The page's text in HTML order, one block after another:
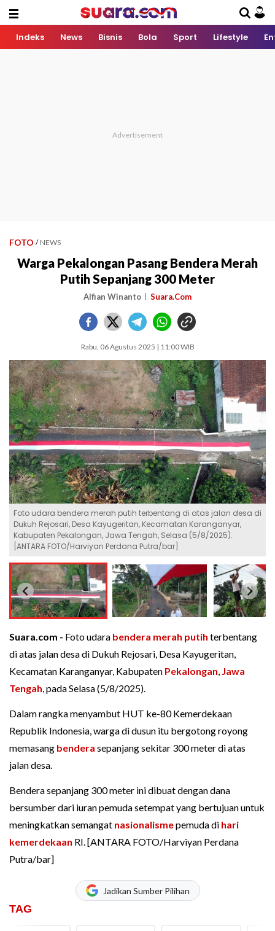
Indeks News Bisnis Bola Sport Lifestyle
FOTO / NEWS
Warga Pekalongan Pasang Bendera Merah
Putih Sepanjang 300 Meter
Alfian Winanto Suara.Com
Rabu, 06 Agustus 2025 | 11:00 WIB
Foto udara bendera merah putih terbentang di atas jalan desa di
Dukuh Rejosari, Desa Kayugeritan, Kecamatan Karanganyar,
Kabupaten Pekalongan, Jawa Tengah, Selasa (5/8/2025).
[ANTARA FOTO/Harviyan Perdana Putra/bar]
Suara.com - Foto udara bendera merah putih terbentang
di atas jalan desa di Dukuh Rejosari, Desa Kayugeritan,
Kecamatan Karanganyar, Kabupaten Pekalongan, Jawa
Tengah, pada Selasa (5/8/2025).
Dalam rangka menyambut HUT ke-80 Kemerdekaan
Republik Indonesia, warga di dusun itu bergotong royong
memasang bendera sepanjang sekitar 300 meter di atas
jalan desa.
Bendera sepanjang 300 meter ini dibuat dengan dana
bersumber dari iuran pemuda setempat yang bertujuan untuk
meningkatkan semangat nasionalismepemuda di hari
kemerdekaan RI. [ANTARA FOTO/Harviyan Perdana
Putra/bar]
Jadikan Sumber Pilihan
TAG